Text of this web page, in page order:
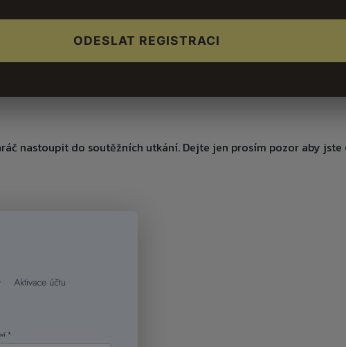
ODESLAT REGISTRACI
nastoupit do soutěžních utkání. Dejte jen prosím pozor aby